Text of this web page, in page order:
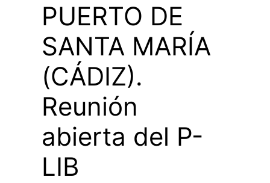
PUERTO DE
SANTA MARÍA
(CÁDIZ).
Reunión
abierta del P-
LIB